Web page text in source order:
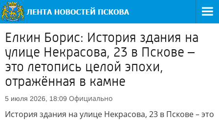
Елкин Борис: История здания на
улице Некрасова, 23 в Пскове –
это летопись целой эпохи,
отражённая в камне
5 июля 2026, 18:09 Официально
История здания на улице Некрасова, 23 в Пскове – это